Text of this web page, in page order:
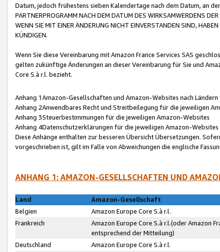
Datum, jedoch frühestens sieben Kalendertage nach dem Datum, an
PARTNERPROGRAMM NACH DEM DATUM DES WIRKSAMWERDENS
WENN SIE MIT EINER ÄNDERUNG NICHT EINVERSTANDEN SIND,
KÜNDIGEN.
Wenn Sie diese Vereinbarung mit Amazon France Services SAS
gelten zukünftige Änderungen an dieser Vereinbarung für Sie und
Core S.à r.l. bezieht.
Anhang 1Amazon-Gesellschaften und Amazon-Websites nach Ländern
Anhang 2Anwendbares Recht und Streitbeilegung für die jeweiligen
Anhang 3Steuerbestimmungen für die jeweiligen Amazon-Websites
Anhang 4Datenschutzerklärungen für die jeweiligen Amazon-Websites
Diese Anhänge enthalten zur besseren Übersicht Übersetzungen.
vorgeschrieben ist, gilt im Falle von Abweichungen die englische
ANHANG 1: AMAZON-GESELLSCHAFTEN UND
Land
Amazon-Gesellschaft
Belgien
Amazon Europe Core S.à r.l.
Frankreich
Amazon Europe Core S.à r.l.(oder Amazon
entsprechend der Mitteilung)
Deutschland
Amazon Europe Core S.à r.l.